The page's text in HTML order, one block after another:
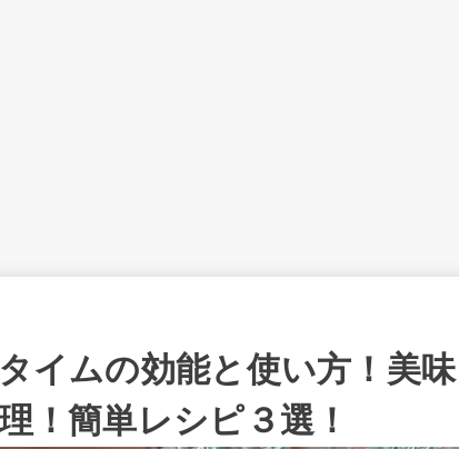
タイムの効能と使い方！美
！簡単レシピ３選！